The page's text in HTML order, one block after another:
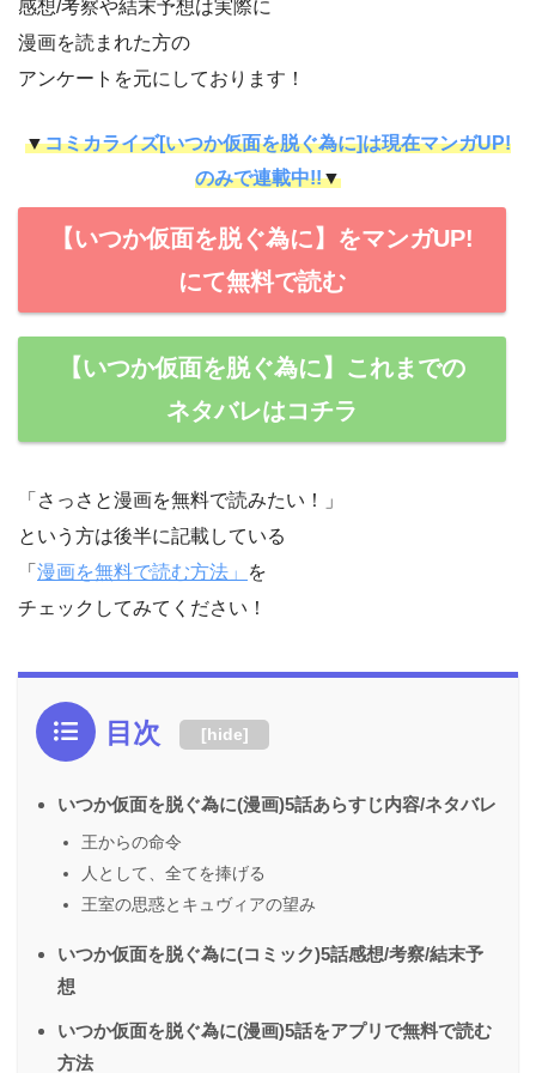
感想/考察や結末予想は実際に
漫画を読まれた方の
アンケートを元にしております！
▼コミカライズ[いつか仮面を脱ぐ為に]は現在マンガUP!
のみで連載中!!▼
【いつか仮面を脱ぐ為に】をマンガUP!
にて無料で読む
【いつか仮面を脱ぐ為に】これまでの
ネタバレはコチラ
「さっさと漫画を無料で読みたい！」
という方は後半に記載している
「 漫画を無料で読む方法」
を
チェックしてみてください！
目次 [hide]
いつか仮面を脱ぐ為に(漫画)5話あらすじ内容/ネタバレ
王からの命令
人として、全てを捧げる
王室の思惑とキュヴィアの望み
いつか仮面を脱ぐ為に(コミック)5話感想/考察/結末予
想
いつか仮面を脱ぐ為に(漫画)5話をアプリで無料で読む
方法